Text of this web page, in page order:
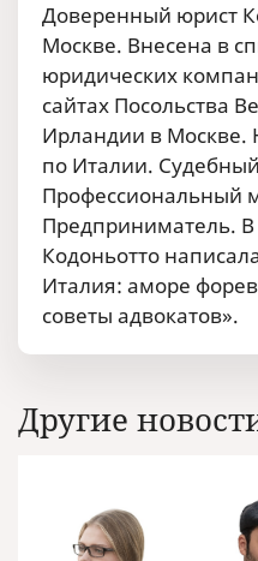
Доверенный юрист
Москве. Внесена в
юридических
сайтах Посольства
Ирландии в Москве.
по Италии.
Профессиональный
Предприниматель. В
Кодоньотто
Италия: аморе
советы адвокатов».
Другие